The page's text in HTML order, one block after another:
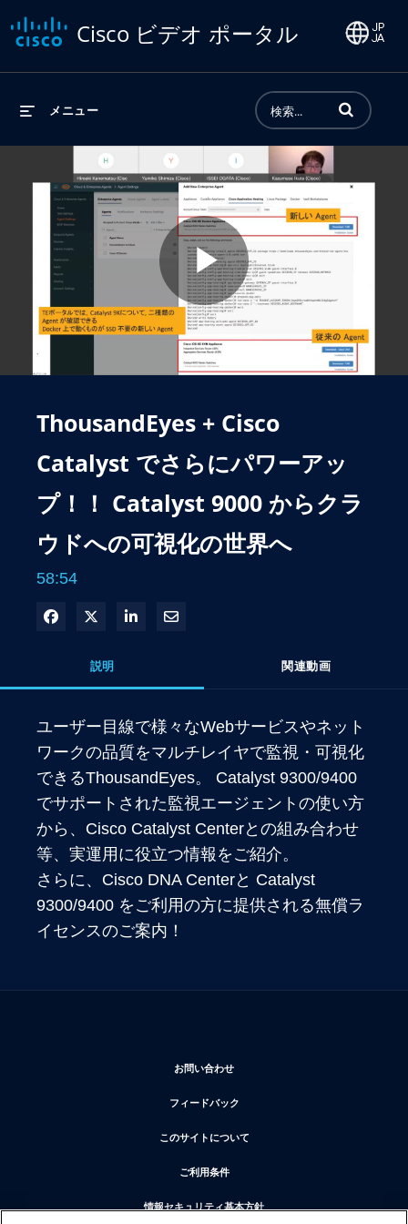
Cisco ビデオ ポータル
メニュー 動画の検索語句
Play
ThousandEyes + Cisco
Catalyst でさらにパワーアッ
プ！！ Catalyst 9000 からクラ
ウドへの可視化の世界へ
58:54
Facebook で共有
Xで共有する
LinkedIn で共有
電子メールで共有
説明 関連動画
ユーザー目線で様々なWebサービスやネット
ワークの品質をマルチレイヤで監視・可視化
できるThousandEyes。 Catalyst 9300/9400
でサポートされた監視エージェントの使い方
から、Cisco Catalyst Centerとの組み合わせ
等、実運用に役立つ情報をご紹介。
さらに、Cisco DNA Centerと Catalyst
9300/9400 をご利用の方に提供される無償ラ
イセンスのご案内！
お問い合わせ新しいウィンドウで開く
フィードバック新しいウィンドウで開く
このサイトについて新しいウィンドウで開く
ご利用条件新しいウィンドウで開く
情報セキュリティ基本方針新しいウィンドウで開く